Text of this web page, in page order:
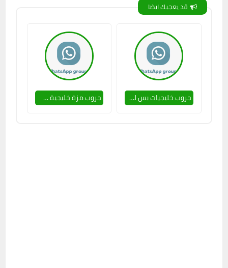
قد يعجبك ايضا
جروب خليجيات بس للنساء 🔥🥵 جروب مزة خليجية 🥵💕